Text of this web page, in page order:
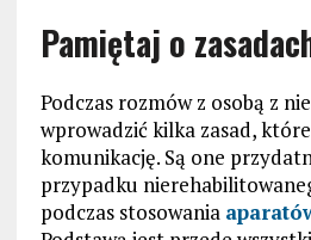
Pamiętaj o
Podczas rozmów z osobą z
wprowadzić kilka zasad,
komunikację. Są one
przypadku
podczas stosowania